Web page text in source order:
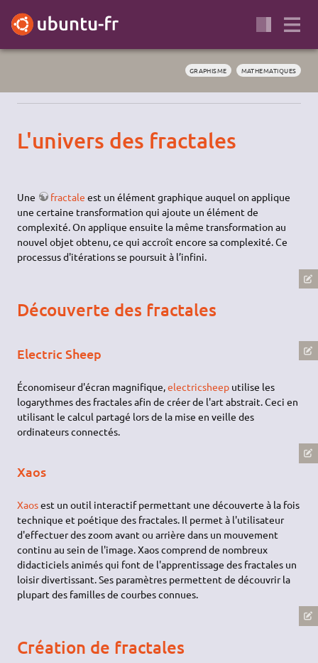
GRAPHISME MATHEMATIQUES
L'univers des fractales
Une fractale est un élément graphique auquel on applique
une certaine transformation qui ajoute un élément de
complexité. On applique ensuite la même transformation au
nouvel objet obtenu, ce qui accroît encore sa complexité. Ce
processus d'itérations se poursuit à l’infini.
Découverte des fractales
Electric Sheep
Économiseur d'écran magnifique,electricsheep utilise les
logarythmes des fractales afin de créer de l'art abstrait. Ceci en
utilisant le calcul partagé lors de la mise en veille des
ordinateurs connectés.
Xaos
Xaosest un outil interactif permettant une découverte à la fois
technique et poétique des fractales. Il permet à l'utilisateur
d'effectuer des zoom avant ou arrière dans un mouvement
continu au sein de l'image. Xaos comprend de nombreux
didacticiels animés qui font de l'apprentissage des fractales un
loisir divertissant. Ses paramètres permettent de découvrir la
plupart des familles de courbes connues.
Création de fractales